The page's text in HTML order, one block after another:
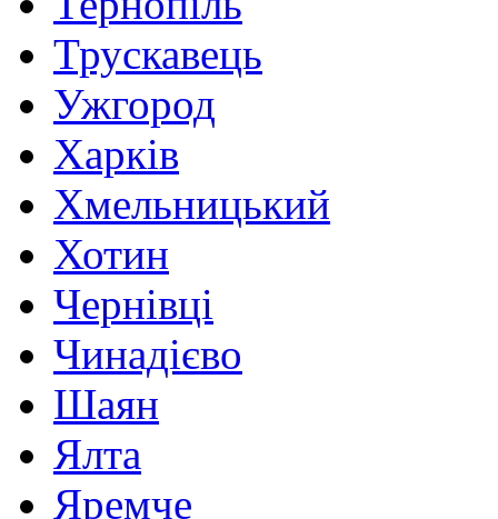
Трускавець
Ужгород
Харків
Хмельницький
Хотин
Чернівці
Чинадієво
Шаян
Ялта
Яремче